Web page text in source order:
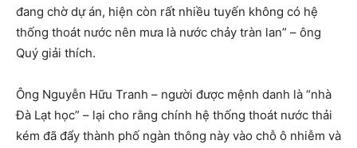
đang chờ dự án, hiện còn rất nhiều tuyến không có hệ
thống thoát nước nên mưa là nước chảy tràn lan” – ông
Quý giải thích.
Ông Nguyễn Hữu Tranh – người được mệnh danh là “nhà
Đà Lạt học” – lại cho rằng chính hệ thống thoát nước thải
kém đã đẩy thành phố ngàn thông này vào chỗ ô nhiễm và